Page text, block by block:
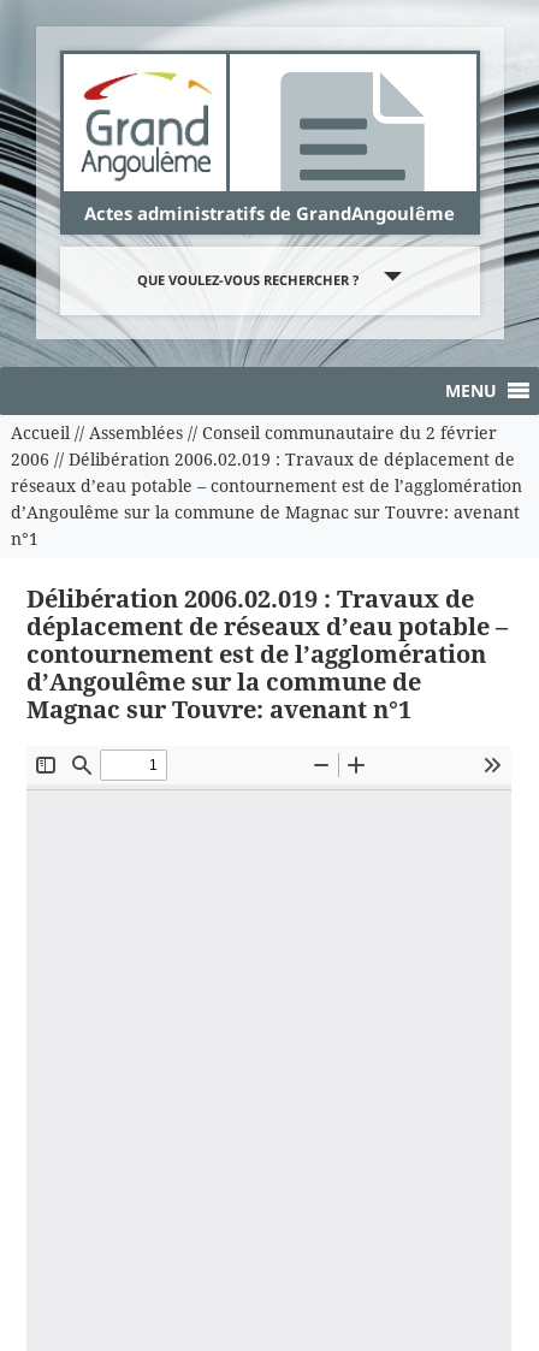
Actes administratifs de GrandAngoulême
QUE VOULEZ-VOUS RECHERCHER ?
MENU
Accueil// Assemblées// Conseil communautaire du 2 février
2006 // Délibération 2006.02.019 : Travaux de déplacement de
réseaux d’eau potable – contournement est de l’agglomération
d’Angoulême sur la commune de Magnac sur Touvre: avenant
n°1
Délibération 2006.02.019 : Travaux de
déplacement de réseaux d’eau potable –
contournement est de l’agglomération
d’Angoulême sur la commune de
Magnac sur Touvre: avenant n°1
Panneau de gestion des cookies